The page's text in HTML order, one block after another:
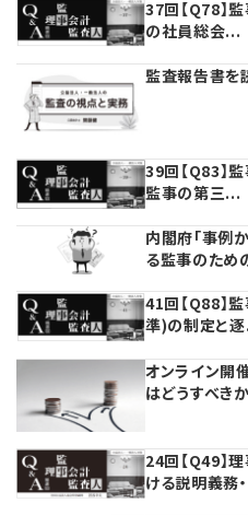
【連載】労務管理の歩き方
【連載】AI活用のすすめ
【連載】IT実務一問一答
37回【Q78】
の社員総会...
監査報告書を
39回【Q83】
監事の第三...
内閣府「事例
る監事のため
41回【Q88】
準)の制定と
オンライン開
はどうすべき
24回【Q49】
ける説明義務